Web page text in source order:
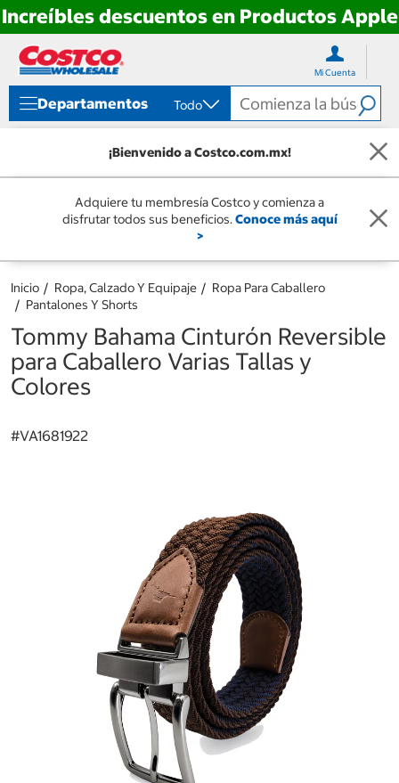
Increíbles descuentos en Productos Apple
directo
contenido
directo
menú
navegación
Mi Cuenta
Departamentos Todo
¡Bienvenido a Costco.com.mx!
Adquiere tu membresía Costco y comienza a
disfrutar todos sus beneficios.Conoce más aquí
>
Inicio Ropa, Calzado Y Equipaje
Ropa Para Caballero
Pantalones Y Shorts
Tommy Bahama Cinturón Reversible
para Caballero Varias Tallas y
Colores
#VA1681922